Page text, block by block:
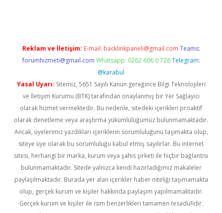
Reklam ve İletişim: E-mail: backlinkpaneli@gmail.com Teams:
forumhizmeti@gmail.com Whatsapp: 0262 606 0 726 Telegram:
@karabul
Yasal Uyarı: Sitemiz, 5651 Sayılı Kanun gereğince Bilgi Teknolojileri
ve İletişim Kurumu (BTK) tarafından onaylanmış bir Yer Sağlayıcı
olarak hizmet vermektedir. Bu nedenle, sitedeki içerikleri proaktif
olarak denetleme veya araştırma yükümlülüğümüz bulunmamaktadır.
Ancak, üyelerimiz yazdıkları içeriklerin sorumluluğunu taşımakta olup,
siteye üye olarak bu sorumluluğu kabul etmiş sayılırlar. Bu internet
sitesi, herhangi bir marka, kurum veya şahıs şirketi ile hiçbir bağlantısı
bulunmamaktadır. Sitede yalnızca kendi hazırladığımız makaleler
paylaşılmaktadır. Burada yer alan içerikler haber niteliği taşımamakta
olup, gerçek kurum ve kişiler hakkında paylaşım yapılmamaktadır.
Gerçek kurum ve kişiler ile isim benzerlikleri tamamen tesadüfidir.